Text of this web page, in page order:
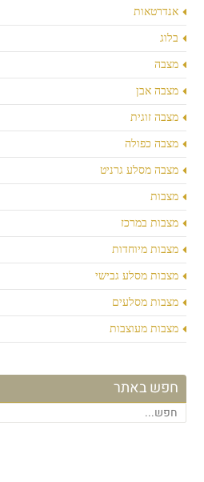
אנדרטאות
בלוג
מצבה
מצבה אבן
מצבה זוגית
מצבה כפולה
מצבה מסלע גרניט
מצבות
מצבות במרכז
מצבות מיוחדות
מצבות מסלע גבישי
מצבות מסלעים
מצבות מעוצבות
חפש באתר